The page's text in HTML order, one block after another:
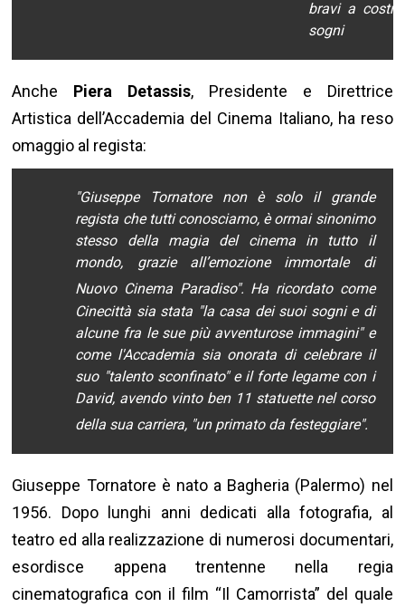
bravi a
sogni
Anche Piera Detassis, Presidente e Direttrice
Artistica dell’Accademia del Cinema Italiano, ha reso
omaggio al regista:
"Giuseppe Tornatore non è solo il grande
regista che tutti conosciamo, è ormai sinonimo
stesso della magia del cinema in tutto il
mondo, grazie all’emozione immortale di
Nuovo Cinema Paradiso". Ha ricordato come
Cinecittà sia stata "la casa dei suoi sogni e di
alcune fra le sue più avventurose immagini" e
come l'Accademia sia onorata di celebrare il
suo "talento sconfinato" e il forte legame con i
David, avendo vinto ben 11 statuette nel corso
della sua carriera, "un primato da festeggiare".
Giuseppe Tornatore è nato a Bagheria (Palermo) nel
1956. Dopo lunghi anni dedicati alla fotografia, al
teatro ed alla realizzazione di numerosi documentari,
esordisce appena trentenne nella regia
cinematografica con il film “Il Camorrista” del quale